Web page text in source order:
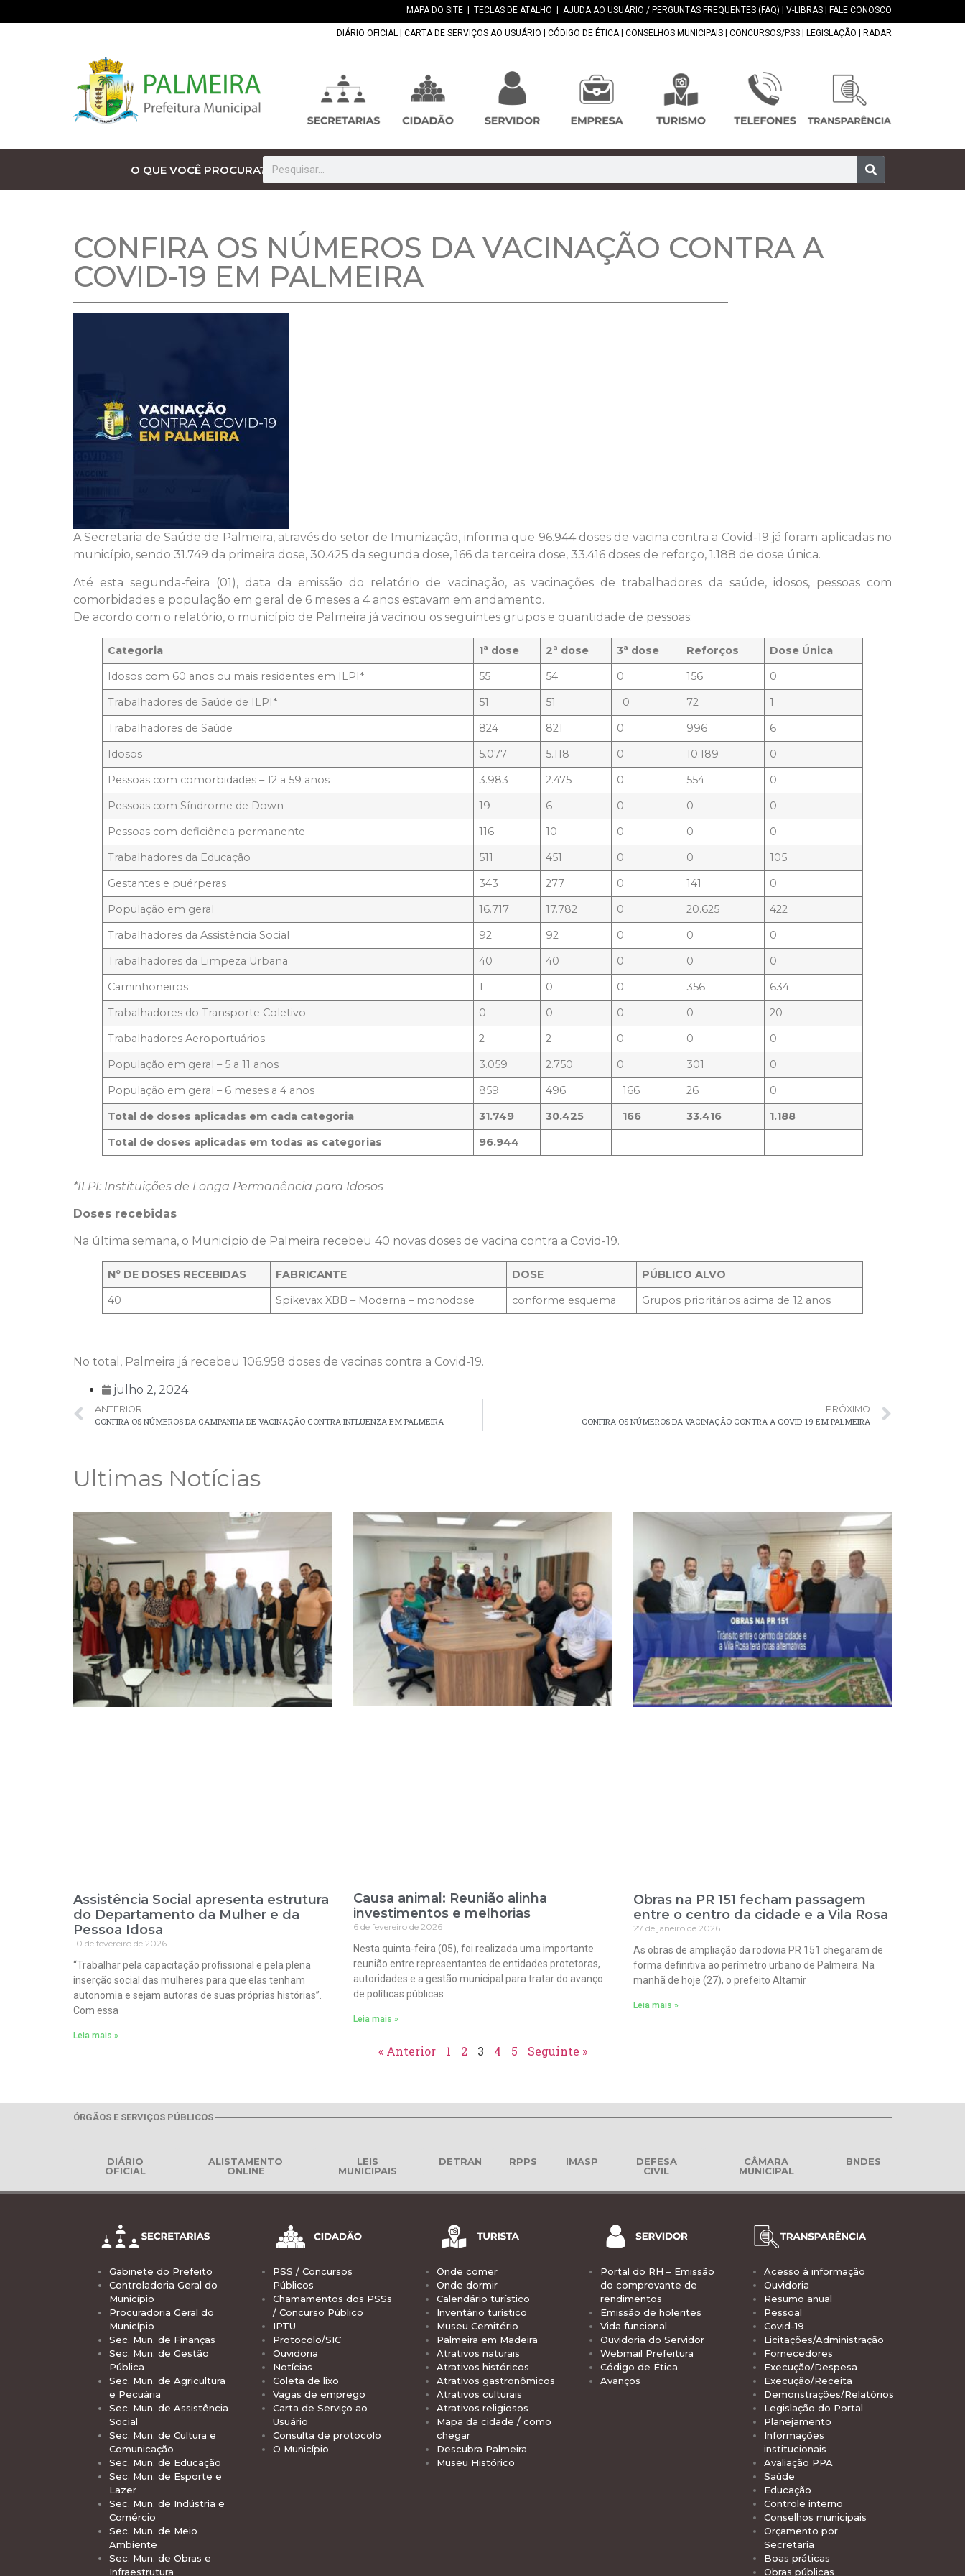
MAPA DO SITE TECLAS DE ATALHO AJUDA AO USUÁRIO / PERGUNTAS FREQUENTES (FAQ) V-LIBRAS FALE CONOSCO
DIÁRIO OFICIAL CARTA DE SERVIÇOS AO USUÁRIO CÓDIGO DE ÉTICA| CONSELHOS MUNICIPAIS CONCURSOS/PSS LEGISLAÇÃO RADAR
O QUE VOCÊ PROCURA?
CONFIRA OS NÚMEROS DA VACINAÇÃO CONTRA A
COVID-19 EM PALMEIRA
A Secretaria de Saúde de Palmeira, através do setor de Imunização, informa que 96.944 doses de vacina contra a Covid-19 já foram aplicadas no
município, sendo 31.749 da primeira dose, 30.425 da segunda dose, 166 da terceira dose, 33.416 doses de reforço, 1.188 de dose única.
Até esta segunda-feira (01), data da emissão do relatório de vacinação, as vacinações de trabalhadores da saúde, idosos, pessoas com
comorbidades e população em geral de 6 meses a 4 anos estavam em andamento.
De acordo com o relatório, o município de Palmeira já vacinou os seguintes grupos e quantidade de pessoas:
Categoria 1ª dose 2ª dose 3ª dose Reforços Dose Única
Idosos com 60 anos ou mais residentes em ILPI*
55 54 0 156
0
Trabalhadores de Saúde de ILPI*
51 51 0 72
1
Trabalhadores de Saúde
824 821 0 996
6
Idosos
5.077 5.118 0 10.189
0
Pessoas com comorbidades – 12 a 59 anos
3.983 2.475 0 554
0
Pessoas com Síndrome de Down
19 6 0 0
0
Pessoas com deficiência permanente
116 10 0 0
0
Trabalhadores da Educação
511 451 0 0
105
Gestantes e puérperas
343 277 0 141
0
População em geral
16.717 17.782 0 20.625
422
Trabalhadores da Assistência Social
92 92 0 0
0
Trabalhadores da Limpeza Urbana
40 40 0 0
0
Caminhoneiros
1 0 0 356
634
Trabalhadores do Transporte Coletivo
0 0 0 0
20
Trabalhadores Aeroportuários
2 2 0 0
0
População em geral – 5 a 11 anos
3.059 2.750 0 301
0
População em geral – 6 meses a 4 anos
859 496 166 26
0
Total de doses aplicadas em cada categoria
31.749 30.425 166 33.416
1.188
Total de doses aplicadas em todas as categorias
96.944
*ILPI: Instituições de Longa Permanência para Idosos
Doses recebidas
Na última semana, o Município de Palmeira recebeu 40 novas doses de vacina contra a Covid-19.
Nº DE DOSES RECEBIDAS FABRICANTE DOSE
PÚBLICO ALVO
40
Spikevax XBB – Moderna – monodose conforme esquema Grupos prioritários acima de 12 anos
No total, Palmeira já recebeu 106.958 doses de vacinas contra a Covid-19.
julho 2, 2024
ANTERIOR
CONFIRA OS NÚMEROS DA CAMPANHA DE VACINAÇÃO CONTRA INFLUENZA EM PALMEIRA
PRÓXIMO
CONFIRA OS NÚMEROS DA VACINAÇÃO CONTRA A COVID-19 EM PALMEIRA
Ultimas Notícias
Assistência Social apresenta estrutura
do Departamento da Mulher e da
Pessoa Idosa
10 de fevereiro de 2026
“Trabalhar pela capacitação profissional e pela plena
inserção social das mulheres para que elas tenham
autonomia e sejam autoras de suas próprias histórias”.
Com essa
Leia mais »
Causa animal: Reunião alinha
investimentos e melhorias
6 de fevereiro de 2026
Nesta quinta-feira (05), foi realizada uma importante
reunião entre representantes de entidades protetoras,
autoridades e a gestão municipal para tratar do avanço
de políticas públicas
Leia mais »
Obras na PR 151 fecham passagem
entre o centro da cidade e a Vila Rosa
27 de janeiro de 2026
As obras de ampliação da rodovia PR 151 chegaram de
forma definitiva ao perímetro urbano de Palmeira. Na
manhã de hoje (27), o prefeito Altamir
Leia mais »
« Anterior 1 2 3 4 5 Seguinte »
ÓRGÃOS E SERVIÇOS PÚBLICOS
DIÁRIO
OFICIAL
ALISTAMENTO
ONLINE
LEIS
MUNICIPAIS
DETRAN RPPS IMASP
DEFESA
CIVIL
CÂMARA
MUNICIPAL
BNDES
Gabinete do Prefeito
Controladoria Geral do
Município
Procuradoria Geral do
Município
Sec. Mun. de Finanças
Sec. Mun. de Gestão
Pública
Sec. Mun. de Agricultura
e Pecuária
Sec. Mun. de Assistência
Social
Sec. Mun. de Cultura e
Comunicação
Sec. Mun. de Educação
Sec. Mun. de Esporte e
Lazer
Sec. Mun. de Indústria e
Comércio
Sec. Mun. de Meio
Ambiente
Sec. Mun. de Obras e
Infraestrutura
PSS / Concursos
Públicos
Chamamentos dos PSSs
/ Concurso Público
IPTU
Protocolo/SIC
Ouvidoria
Notícias
Coleta de lixo
Vagas de emprego
Carta de Serviço ao
Usuário
Consulta de protocolo
O Município
Onde comer
Onde dormir
Calendário turístico
Inventário turístico
Museu Cemitério
Palmeira em Madeira
Atrativos naturais
Atrativos históricos
Atrativos gastronômicos
Atrativos culturais
Atrativos religiosos
Mapa da cidade / como
chegar
Descubra Palmeira
Museu Histórico
Portal do RH – Emissão
do comprovante de
rendimentos
Emissão de holerites
Vida funcional
Ouvidoria do Servidor
Webmail Prefeitura
Código de Ética
Avanços
Acesso à informação
Ouvidoria
Resumo anual
Pessoal
Covid-19
Licitações/Administração
Fornecedores
Execução/Despesa
Execução/Receita
Demonstrações/Relatórios
Legislação do Portal
Planejamento
Informações
institucionais
Avaliação PPA
Saúde
Educação
Controle interno
Conselhos municipais
Orçamento por
Secretaria
Boas práticas
Obras públicas